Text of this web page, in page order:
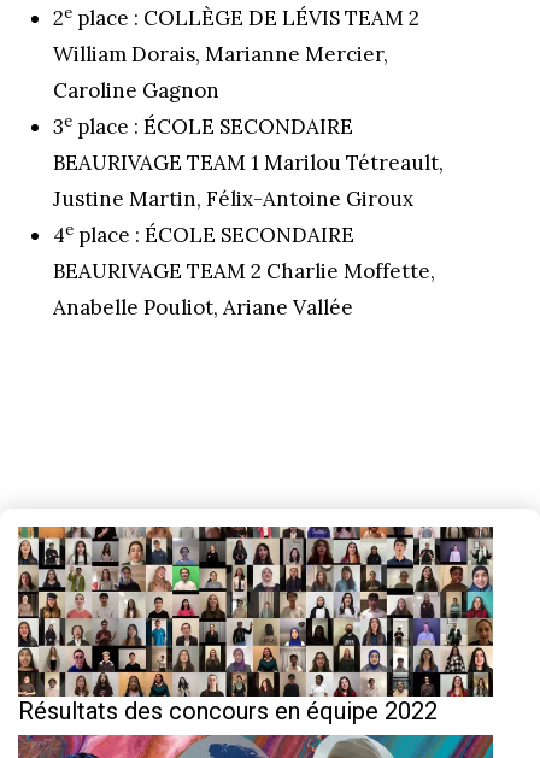
2e place : COLLÈGE DE LÉVIS TEAM 2
William Dorais, Marianne Mercier,
Caroline Gagnon
3e place : ÉCOLE SECONDAIRE
BEAURIVAGE TEAM 1 Marilou Tétreault,
Justine Martin, Félix-Antoine Giroux
4e place : ÉCOLE SECONDAIRE
BEAURIVAGE TEAM 2 Charlie Moffette,
Anabelle Pouliot, Ariane Vallée
Résultats des concours en équipe 2022